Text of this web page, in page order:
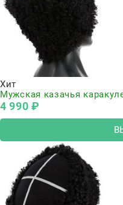
Хит
Мужская казачья
4 990 ₽